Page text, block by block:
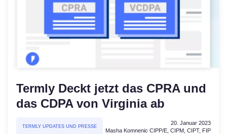
Termly Deckt jetzt das CPRA und
das CDPA von Virginia ab
TERMLY UPDATES UND PRESSE
20. Januar 2023
Masha Komnenic CIPP/E, CIPM, CIPT, FIP